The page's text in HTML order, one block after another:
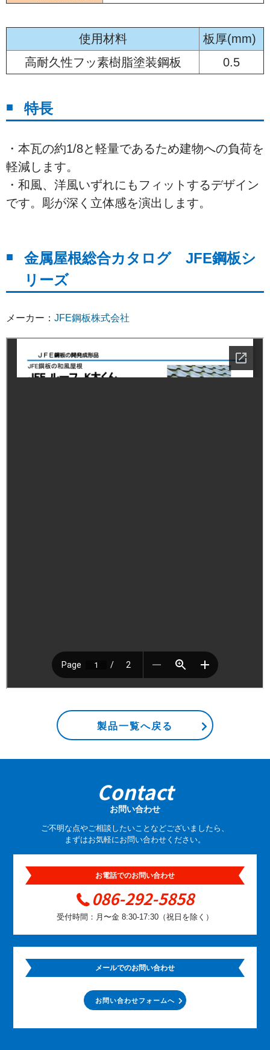
使用材料
板厚(mm)
高耐久性フッ素樹脂塗装鋼板
0.5
特長
・本瓦の約1/8と軽量であるため建物への負荷を
軽減します。
・和風、洋風いずれにもフィットするデザイン
です。彫が深く立体感を演出します。
金属屋根総合カタログ JFE鋼板シ
リーズ
メーカー： JFE鋼板株式会社
製品一覧へ戻る
Contact
お問い合わせ
ご不明な点やご相談したいことなどございましたら、
まずはお気軽にお問い合わせください。
お電話でのお問い合わせ
086-292-5858
受付時間：月〜金 8:30-17:30（祝日を除く）
メールでのお問い合わせ
お問い合わせフォームへ